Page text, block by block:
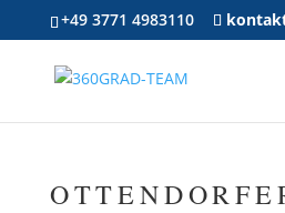
+49 3771 4983110